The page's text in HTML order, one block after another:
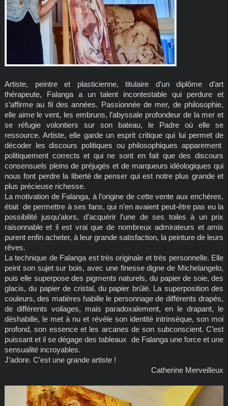
Artiste, peintre et plasticienne, titulaire d’un diplôme d’art
thérapeute, Falanga a un talent incontestable qui perdure et
s’affirme au fil des années. Passionnée de mer, de philosophie,
elle aime le vent, les embruns, l’abyssale profondeur de la mer et
se réfugie volontiers sur son bateau, le Padre où elle se
ressource. Artiste, elle garde un esprit critique qui lui permet de
décoder les discours politiques ou philosophiques apparement
politiquement corrects et qui ne sont en fait que des discours
consensuels pleins de préjugés et de marqueurs idéologiques qui
nous font perdre la liberté de penser qui est notre plus grande et
plus précieuse richesse.
La motivation de Falanga, à l’origine de cette vente aux enchères,
était de permettre à ses fans, qui n’en avaient peut-être pas eu la
possibilité jusqu’alors, d’acquérir l’une de ses toiles à un prix
raisonnable et il est vrai que de nombreux admirateurs et amis
purent enfin acheter, à leur grande satisfaction, la peinture de leurs
rêves.
La technique de Falanga est très originale et très personnelle. Elle
peint son sujet sur bois, avec une finesse digne de Michelangelo,
puis elle superpose des pigments naturels, du papier de soie, des
glacis, du papier de cristal, du papier brûlé. La superposition des
couleurs, des matières habille le personnage de différents drapés,
de différents voilages, mais paradoxalement, en le drapant, le
déshabille, le met à nu et révèle son identité intrinsèque, son moi
profond, son essence et les arcanes de son subconscient. C’est
puissant et il se dégage des tableaux de Falanga une force et une
sensualité incroyables.
J’adore. C’est une grande artiste !
Catherine Merveilleux